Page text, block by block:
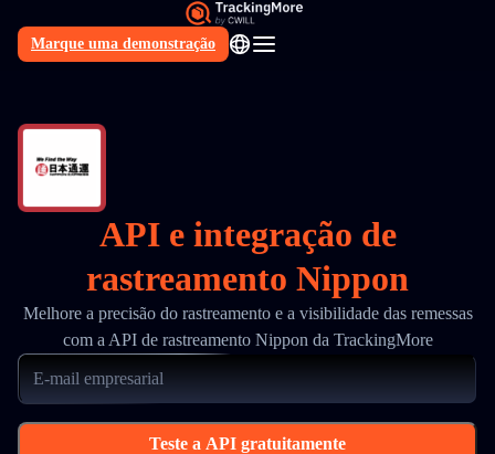
Marque uma demonstração
PT
API e integração de
rastreamento Nippon
Melhore a precisão do rastreamento e a visibilidade das remessas
com a API de rastreamento Nippon da TrackingMore
Teste a API gratuitamente